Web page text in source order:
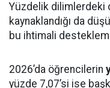
Yüzdelik dilimlerdeki
kaynaklandığı da
bu ihtimali
2026’da öğrencilerin
yüzde 7,07’si ise